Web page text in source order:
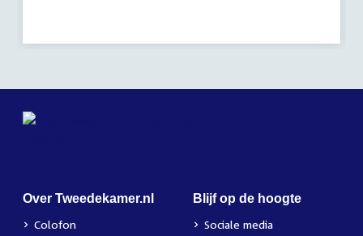
Over Tweedekamer.nl
Colofon
Blijf op de hoogte
Sociale media